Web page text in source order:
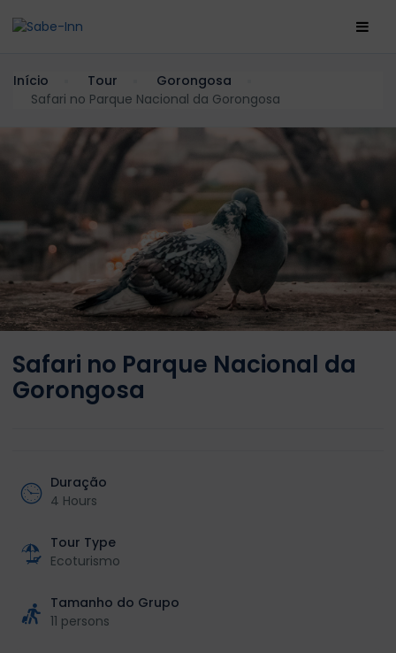
Início Tour
Gorongosa
Safari no Parque Nacional da Gorongosa
Safari no Parque Nacional da
Gorongosa
Duração
4 Hours
Tour Type
Ecoturismo
Tamanho do Grupo
11 persons